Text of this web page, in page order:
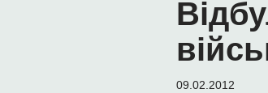
09.02.2012